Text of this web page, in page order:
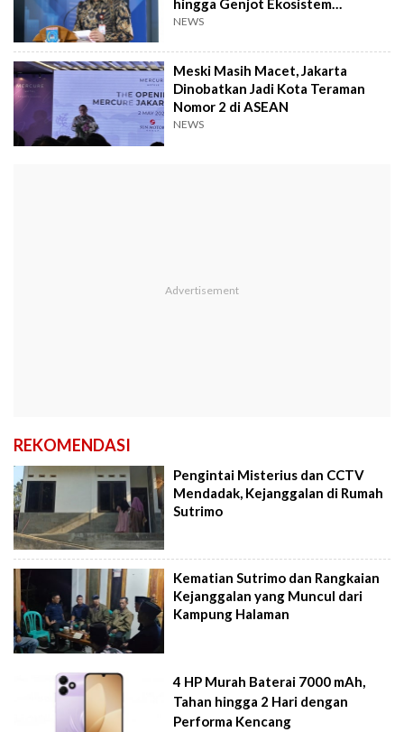
hingga Genjot Ekosistem
Kendaraan Listrik
NEWS
Meski Masih Macet, Jakarta
Dinobatkan Jadi Kota Teraman
Nomor 2 di ASEAN
NEWS
REKOMENDASI
Pengintai Misterius dan CCTV
Mendadak, Kejanggalan di Rumah
Sutrimo
Kematian Sutrimo dan Rangkaian
Kejanggalan yang Muncul dari
Kampung Halaman
4 HP Murah Baterai 7000 mAh,
Tahan hingga 2 Hari dengan
Performa Kencang